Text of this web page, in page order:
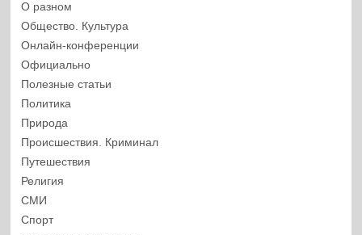
О разном
Общество. Культура
Онлайн-конференции
Официально
Полезные статьи
Политика
Природа
Происшествия. Криминал
Путешествия
Религия
СМИ
Спорт